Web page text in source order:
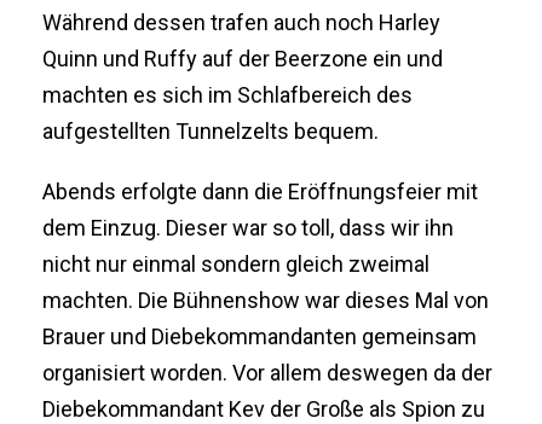
Während dessen trafen auch noch Harley
Quinn und Ruffy auf der Beerzone ein und
machten es sich im Schlafbereich des
aufgestellten Tunnelzelts bequem.
Abends erfolgte dann die Eröffnungsfeier mit
dem Einzug. Dieser war so toll, dass wir ihn
nicht nur einmal sondern gleich zweimal
machten. Die Bühnenshow war dieses Mal von
Brauer und Diebekommandanten gemeinsam
organisiert worden. Vor allem deswegen da der
Diebekommandant Kev der Große als Spion zu